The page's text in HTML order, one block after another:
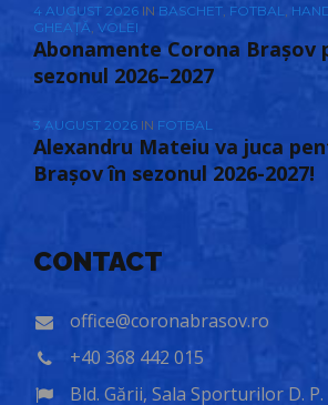
4 AUGUST 2026 IN BASCHET FOTBAL
GHEAȚĂ VOLEI
Abonamente Corona Brașov
sezonul 2026–2027
3 AUGUST 2026 IN FOTBAL
Alexandru Mateiu va juca
Brașov în sezonul 2026-2027!
CONTACT
office@coronabrasov.ro
+40 368 442 015
Bld. Gării, Sala Sporturilor D. P.